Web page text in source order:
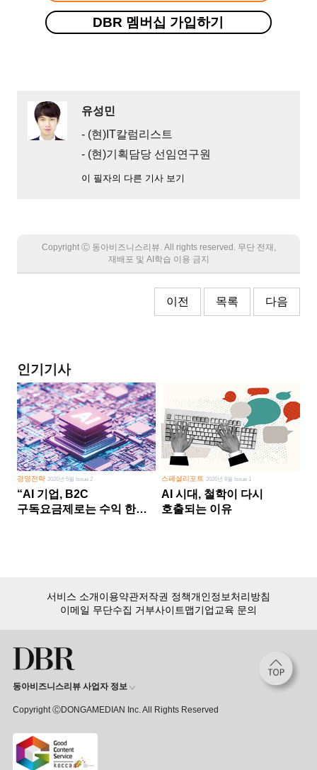
DBR 멤버십 가입하기
유성민
- (현)IT칼럼리스트
- (현)기획담당 선임연구원
이 필자의 다른 기사 보기
Copyright Ⓒ 동아비즈니스리뷰. All rights reserved. 무단 전재,
재배포 및 AI학습 이용 금지
이전 목록 다음
인기기사
경영전략 2026년 5월 Issue 2
“AI 기업, B2C
구독요금제로는 수익 한계
스페셜리포트 2026년 8월 Issue 1
AI 시대, 철학이 다시
호출되는 이유
15,000여 건의 DBR 콘텐츠를
서비스 소개이용약관저작권 정책개인정보처리방침
이메일 무단수집 거부사이트맵기업교육 문의
동아비즈니스리뷰 사업자 정보
Copyright ⒸDONGAMEDIAN Inc. All Rights Reserved